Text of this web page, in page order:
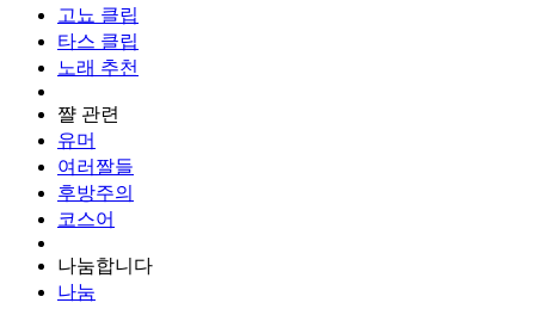
고뇨 클립
타스 클립
노래 추천
쨜 관련
유머
여러짤들
후방주의
코스어
나눔합니다
나눔